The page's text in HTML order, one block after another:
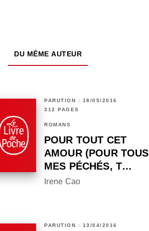
DU MÊME AUTEUR
PARUTION : 18/05/2016
312 PAGES
ROMANS
POUR TOUT CET
AMOUR (POUR TOUS
MES PÉCHÉS, T…
Irene Cao
PARUTION : 13/04/2016